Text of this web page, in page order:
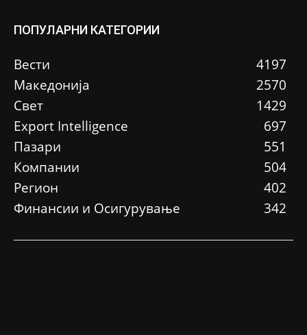
ПОПУЛАРНИ КАТЕГОРИИ
Вести
4197
Македонија
2570
Свет
1429
Еxport Intelligence
697
Пазари
551
Компании
504
Регион
402
Финансии и Осигурување
342